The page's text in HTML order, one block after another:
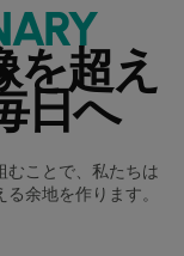
を超え
日へ
むことで、私たちは
余地を作ります。